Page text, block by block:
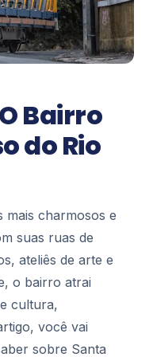
de 2,4
se
2,4 toneladas
Brasil...
de apoio
– A
Bairro
do Rio
mais charmosos e
suas ruas de
ateliês de arte e
o bairro atrai
cultura,
você vai
sobre Santa